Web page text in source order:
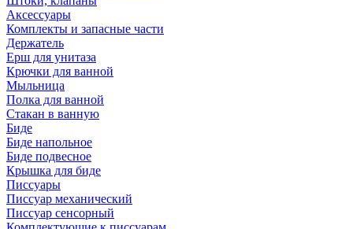
Аксессуары
Комплекты и запасные части
Держатель
Ерш для унитаза
Крючки для ванной
Мыльница
Полка для ванной
Стакан в ванную
Биде
Биде напольное
Биде подвесное
Крышка для биде
Писсуары
Писсуар механический
Писсуар сенсорный